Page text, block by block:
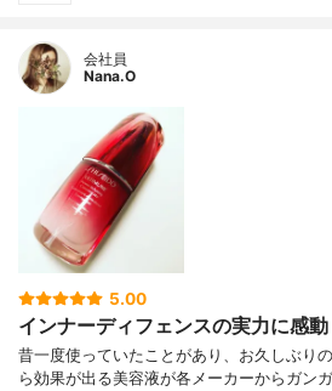
会社員
Nana.O
5.00
インナーディフェンスの実力に感動
昔一度使っていたことがあり、お久しぶり
ら効果が出る美容液が各メーカーからガン